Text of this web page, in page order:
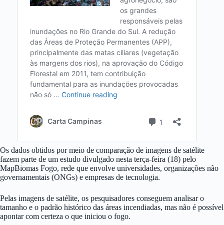
Os dados obtidos por meio de comparação de imagens de satélite
fazem parte de um estudo divulgado nesta terça-feira (18) pelo
MapBiomas Fogo, rede que envolve universidades, organizações não
governamentais (ONGs) e empresas de tecnologia.
Pelas imagens de satélite, os pesquisadores conseguem analisar o
tamanho e o padrão histórico das áreas incendiadas, mas não é possível
apontar com certeza o que iniciou o fogo.